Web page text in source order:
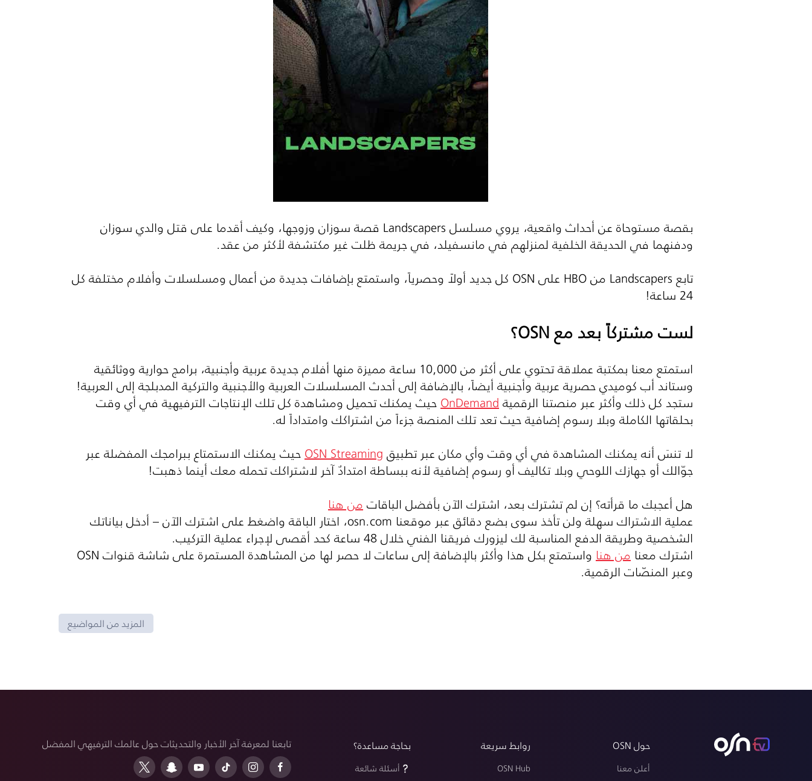
بقصة مستوحاة عن أحداث واقعية، يروي مسلسلLandscapers قصة سوزان وزوجها، وكيف أقدما على قتل والدي سوزان
ودفنهما في الحديقة الخلفية لمنزلهم في مانسفيلد، في جريمة ظلت غير مكتشفة لأكثر من عقد.
تابع Landscapers من HBO على
OSN كل جديد أولاً وحصرياً، واستمتع بإضافات جديدة من أعمال ومسلسلات وأفلام مختلفة كل
24 ساعة!
لست مشتركاً بعد معOSN؟
استمتع معنا بمكتبة عملاقة تحتوي على أكثر من 10,000 ساعة مميزة منها أفلام جديدة عربية وأجنبية، برامج حوارية ووثائقية
وستاند أب كوميدي حصرية عربية وأجنبية أيضاً، بالإضافة إلى أحدث المسلسلات العربية والأجنبية والتركية المدبلجة إلى العربية!
ستجد كل ذلك وأكثر عبر منصتنا الرقميةOnDemandحيث يمكنك تحميل ومشاهدة كل تلك الإنتاجات الترفيهية في أي وقت
بحلقاتها الكاملة وبلا رسوم إضافية حيث تعد تلك المنصة جزءاً من اشتراكك وامتداداً له.
لا تنسَ أنه يمكنك المشاهدة في أي وقت وأي مكان عبر تطبيقOSN Streamingحيث يمكنك الاستمتاع ببرامجك المفضلة عبر
جوّالك أو جهازك اللوحي وبلا تكاليف أو رسوم إضافية لأنه ببساطة امتدادٌ آخر لاشتراكك تحمله معك أينما ذهبت!
هل أعجبك ما قرأته؟ إن لم تشترك بعد، اشترك الآن بأفضل الباقاتمن هنا
عملية الاشتراك سهلة ولن تأخذ سوى بضع دقائق عبر موقعنا osn.com، اختار الباقة واضغط على اشترك الآن – أدخل بياناتك
الشخصية وطريقة الدفع المناسبة لك ليزورك فريقنا الفني خلال 48 ساعة كحد أقصى لإجراء عملية التركيب.
اشترك معنا من هناواستمتع بكل هذا وأكثر بالإضافة إلى ساعات لا حصر لها من المشاهدة المستمرة على شاشة قنواتOSN
وعبر المنصّات الرقمية.
المزيد من المواضيع
حول OSN
أعلن معنا
روابط سريعة
OSN Hub
تابعنا لمعرفة آخر الأخبار والتحديثات حول عالمك الترفيهي المفضل بحاجة مساعدة؟
أسئلة شائعة